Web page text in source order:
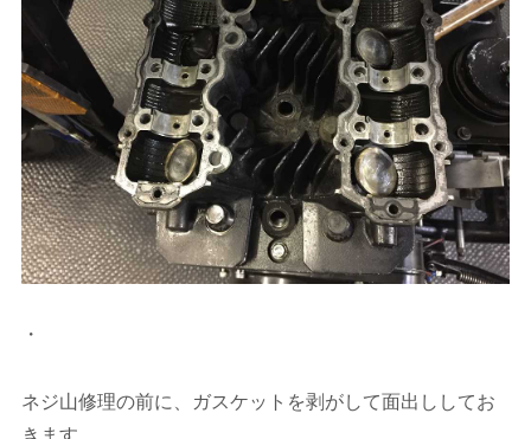
・
ネジ山修理の前に、ガスケットを剥がして面出ししてお
きます。